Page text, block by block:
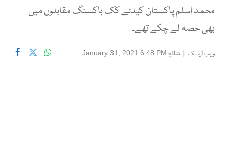
محمد اسلم پاکستان کیلئے کک باکسنگ مقابلوں میں
بھی حصہ لے چکے تھے۔
ویب ڈیسک | شائع January 31, 2021 6:48 PM